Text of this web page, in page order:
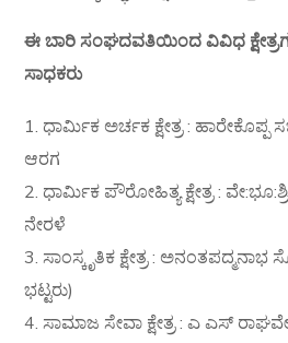
ಈ ಬಾರಿ ಸಂಘದವತಿಯಿಂದ ವಿವಿಧ
ಸಾಧಕರು
1. ಧಾರ್ಮಿಕ ಅರ್ಚಕ ಕ್ಷೇತ್ರ : ಹಾರೇಕೊಪ್ಪ
ಆರಗ
2. ಧಾರ್ಮಿಕ ಪೌರೋಹಿತ್ಯ ಕ್ಷೇತ್ರ :
ನೇರಳೆ
3. ಸಾಂಸ್ಕೃತಿಕ ಕ್ಷೇತ್ರ :
ಭಟ್ಟರು)
4. ಸಾಮಾಜ ಸೇವಾ ಕ್ಷೇತ್ರ : ಎ ಎಸ್